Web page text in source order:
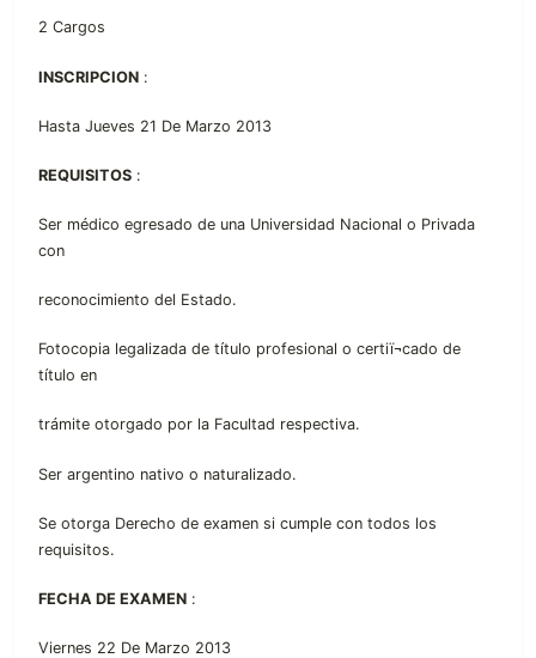
2 Cargos
INSCRIPCION :
Hasta Jueves 21 De Marzo 2013
REQUISITOS :
Ser médico egresado de una Universidad Nacional o Privada
con
reconocimiento del Estado.
Fotocopia legalizada de título profesional o certiï¬cado de
título en
trámite otorgado por la Facultad respectiva.
Ser argentino nativo o naturalizado.
Se otorga Derecho de examen si cumple con todos los
requisitos.
FECHA DE EXAMEN :
Viernes 22 De Marzo 2013